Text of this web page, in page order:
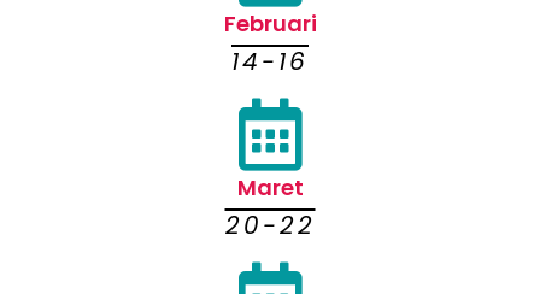
Februari
14-16
Maret
20-22